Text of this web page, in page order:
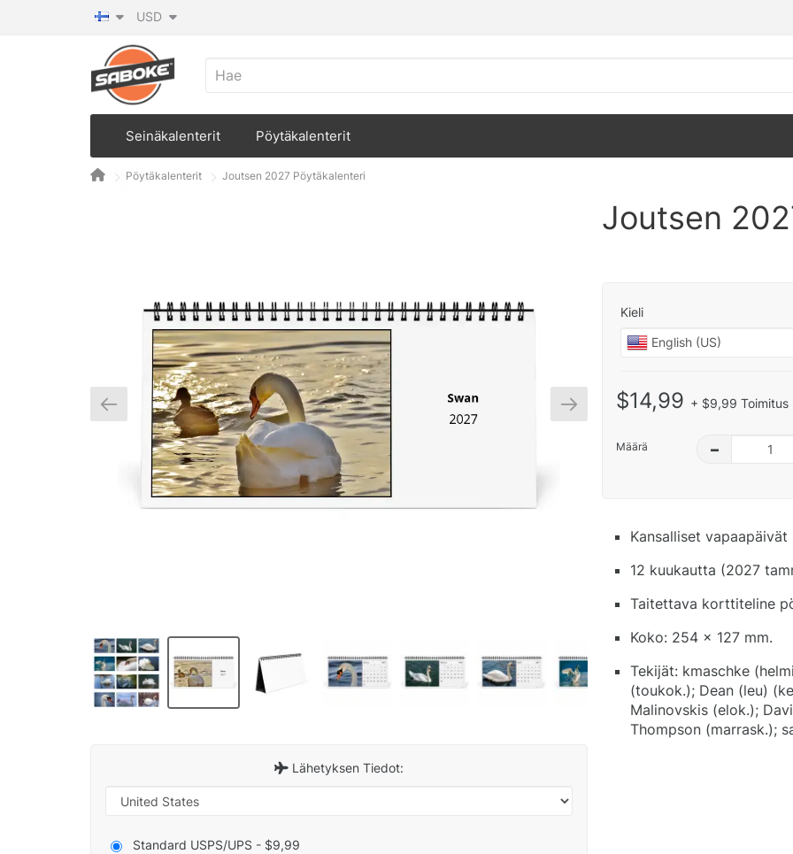
USD
Seinäkalenterit Pöytäkalenterit
Pöytäkalenterit Joutsen 2027 Pöytäkalenteri
Lähetyksen Tiedot:
Standard USPS/UPS - $9,99
Joutsen
Kieli
$14,99 + $9,99 Toimitus
Määrä –
Kansalliset
12 kuukautta (2027
Taitettava korttiteline
Koko: 254 x 127 mm.
Tekijät: kmaschke
(toukok.); Dean (leu)
Malinovskis (elok.);
Thompson (marrask.);